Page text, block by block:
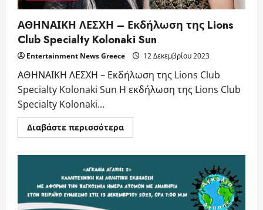
ΑΘΗΝΑΙΚΗ ΛΕΣΧΗ – Εκδήλωση της Lions
Club Specialty Kolonaki Sun
Entertainment News Greece 12 Δεκεμβρίου 2023
ΑΘΗΝΑΙΚΗ ΛΕΣΧΗ – Εκδήλωση της Lions Club
Specialty Kolonaki Sun Η εκδήλωση της Lions Club
Specialty Kolonaki...
Διαβάστε περισσότεραRead
more
–
Εκδήλωση
της
Lions
Club